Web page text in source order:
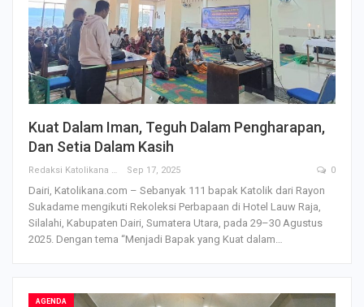
Kuat Dalam Iman, Teguh Dalam Pengharapan,
Dan Setia Dalam Kasih
Redaksi Katolikana Sep 17, 2025 0
Dairi, Katolikana.com – Sebanyak 111 bapak Katolik dari Rayon
Sukadame mengikuti Rekoleksi Perbapaan di Hotel Lauw Raja,
Silalahi, Kabupaten Dairi, Sumatera Utara, pada 29–30 Agustus
2025. Dengan tema “Menjadi Bapak yang Kuat dalam
AGENDA